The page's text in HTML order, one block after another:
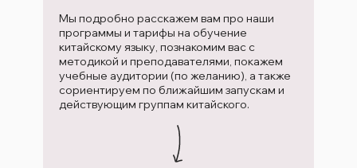
Мы подробно расскажем вам про наши
программы и тарифы на обучение
китайскому языку, познакомим вас с
методикой и преподавателями, покажем
учебные аудитории (по желанию), а также
сориентируем по ближайшим запускам и
действующим группам китайского.